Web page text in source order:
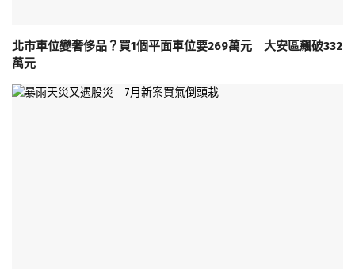
北市車位變奢侈品？買1個平面車位要269萬元 大安區飆破332
萬元